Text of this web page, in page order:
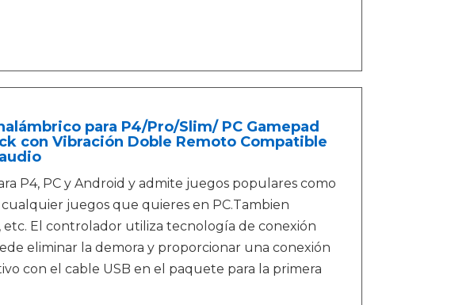
para P4/Pro/Slim/ PC Gamepad
con Vibración Doble Remoto Compatible
P4, PC y Android y admite juegos populares como
juegos que quieres en PC.Tambien
etc. El controlador utiliza tecnología de conexión
eliminar la demora y proporcionar una conexión
con el cable USB en el paquete para la primera